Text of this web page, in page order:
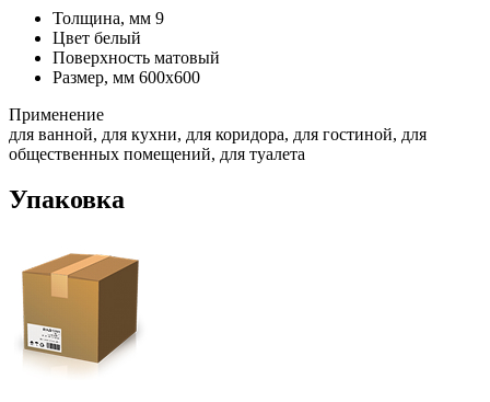
Толщина, мм 9
Цвет белый
Поверхность матовый
Размер, мм 600х600
Применение
для ванной, для кухни, для коридора, для гостиной, для
общественных помещений, для туалета
Упаковка